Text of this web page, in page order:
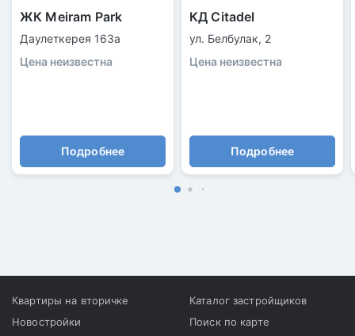
ЖК Meiram Park
Даулеткерея 163а
Цена неизвестна
Подробнее
КД Citadel
ул. Белбулак, 2
Цена неизвестна
Подробнее
Квартиры на вторичке
Новостройки
Каталог застройщиков
Поиск по карте